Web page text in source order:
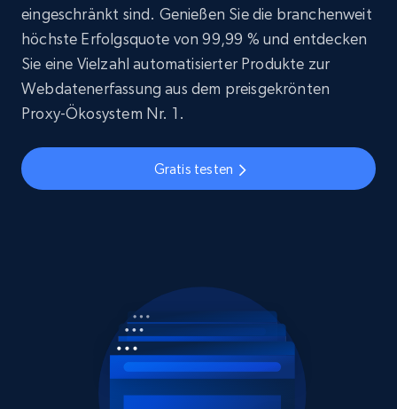
eingeschränkt sind. Genießen Sie die branchenweit
höchste Erfolgsquote von 99,99 % und entdecken
Sie eine Vielzahl automatisierter Produkte zur
Webdatenerfassung aus dem preisgekrönten
Proxy-Ökosystem Nr. 1.
Gratis testen